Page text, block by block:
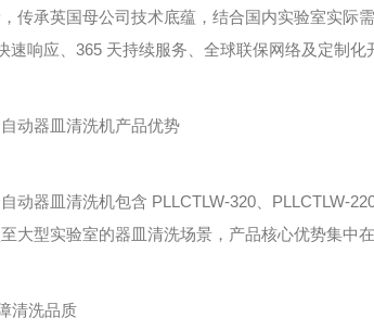
承英国母公司技术底蕴，结合国内实验室实际
速响应、365 天持续服务、全球联保网络及定制化
器皿清洗机产品优势
器皿清洗机包含 PLLCTLW-320、PLLCTLW-
大型实验室的器皿清洗场景，产品核心优势集中
清洗品质